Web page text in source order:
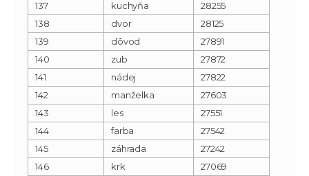
137
kuchyňa
28255
138
dvor
28125
139
dôvod
27891
140
zub
27872
141
nádej
27822
142
manželka
27603
143
les
27551
144
farba
27542
145
záhrada
27242
146
krk
27069